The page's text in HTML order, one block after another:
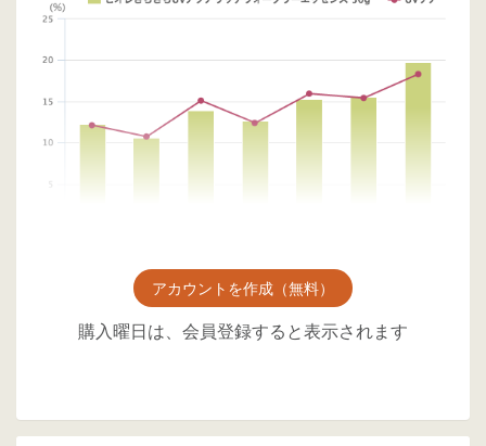
アカウントを作成（無料）
購入曜日は、会員登録すると表示されます